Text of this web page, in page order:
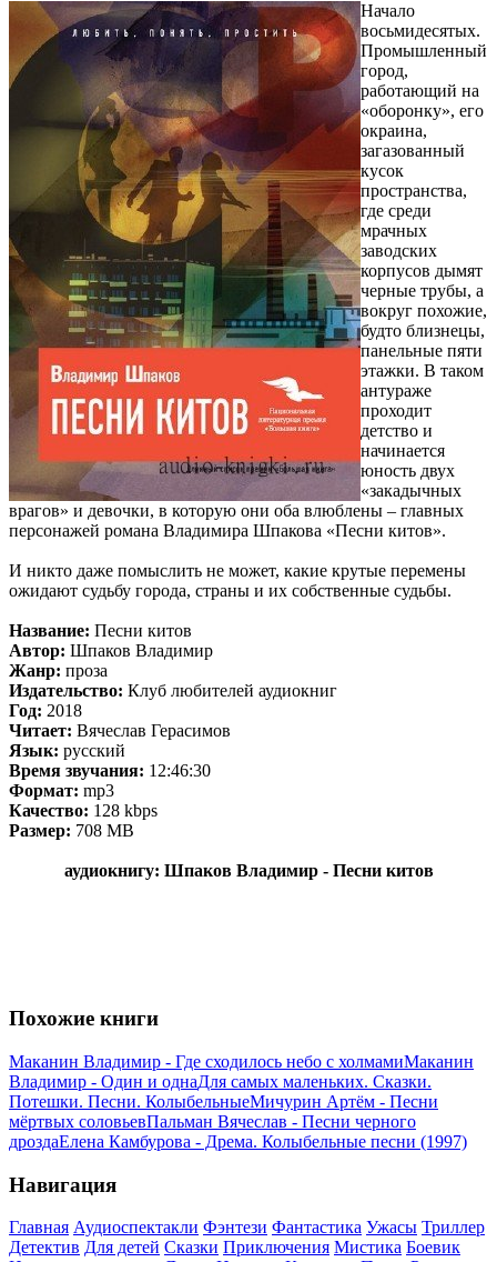
Начало
восьмидесятых.
Промышленный
город,
работающий на
«оборонку», его
окраина,
загазованный
кусок
пространства,
где среди
мрачных
заводских
корпусов дымят
черные трубы, а
вокруг похожие,
будто близнецы,
панельные пяти
этажки. В таком
антураже
проходит
детство и
начинается
юность двух
«закадычных
врагов» и девочки, в которую они оба влюблены – главных
персонажей романа Владимира Шпакова «Песни китов».
И никто даже помыслить не может, какие крутые перемены
ожидают судьбу города, страны и их собственные судьбы.
Название: Песни китов
Автор: Шпаков Владимир
Жанр: проза
Издательство: Клуб любителей аудиокниг
Год: 2018
Читает: Вячеслав Герасимов
Язык: русский
Время звучания: 12:46:30
Формат: mp3
Качество: 128 kbps
Размер: 708 MB
аудиокнигу: Шпаков Владимир - Песни китов
Похожие книги
Маканин Владимир - Где сходилось небо с холмамиМаканин
Владимир - Один и однаДля самых маленьких. Сказки.
Потешки. Песни. КолыбельныеМичурин Артём - Песни
мёртвых соловьевПальман Вячеслав - Песни черного
дроздаЕлена Камбурова - Дрема. Колыбельные песни (1997)
Навигация
Главная Аудиоспектакли Фэнтези Фантастика Ужасы Триллер
Детектив Для детей Сказки Приключения Мистика Боевик